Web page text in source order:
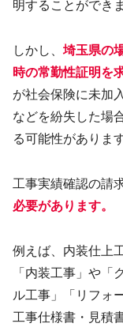
明することができ
しかし、 埼玉県の
時の常勤性証明を
が社会保険に未加
などを紛失した場
る可能性がありま
工事実績確認の請
必要があります。
例えば、内装仕上
「内装工事」や「
ル工事」「リフォ
工事仕様書・見積